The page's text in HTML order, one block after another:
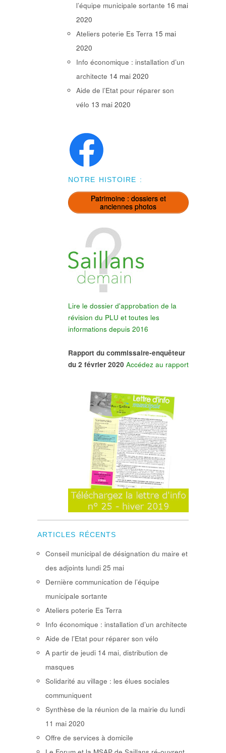
l’équipe municipale sortante 16 mai
2020
Ateliers poterie Es Terra 15 mai
2020
Info économique : installation d’un
architecte 14 mai 2020
Aide de l’Etat pour réparer son
vélo 13 mai 2020
NOTRE HISTOIRE :
Patrimoine : dossiers et
anciennes photos
Lire le dossier d'approbation de la
révision du PLU et toutes les
informations depuis 2016
Rapport du commissaire-enquêteur
du 2 février 2020 Accédez au rapport
ARTICLES RÉCENTS
Conseil municipal de désignation du maire et
des adjoints lundi 25 mai
Dernière communication de l’équipe
municipale sortante
Ateliers poterie Es Terra
Info économique : installation d’un architecte
Aide de l’Etat pour réparer son vélo
A partir de jeudi 14 mai, distribution de
masques
Solidarité au village : les élues sociales
communiquent
Synthèse de la réunion de la mairie du lundi
11 mai 2020
Offre de services à domicile